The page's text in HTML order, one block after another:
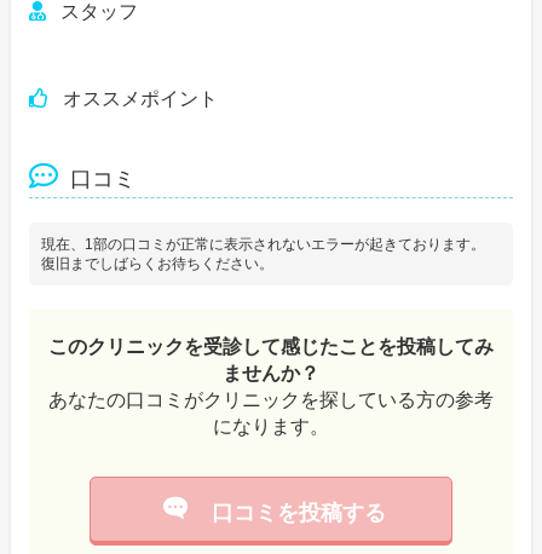
スタッフ
オススメポイント
口コミ
現在、1部の口コミが正常に表示されないエラーが起きております。
復旧までしばらくお待ちください。
このクリニックを受診して感じたことを投稿してみ
ませんか？
あなたの口コミがクリニックを探している方の参考
になります。
口コミを投稿する